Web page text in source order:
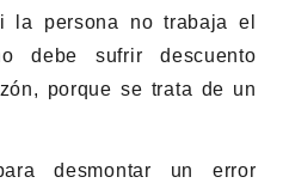
la persona no trabaja el
debe sufrir descuento
porque se trata de un
desmontar un error